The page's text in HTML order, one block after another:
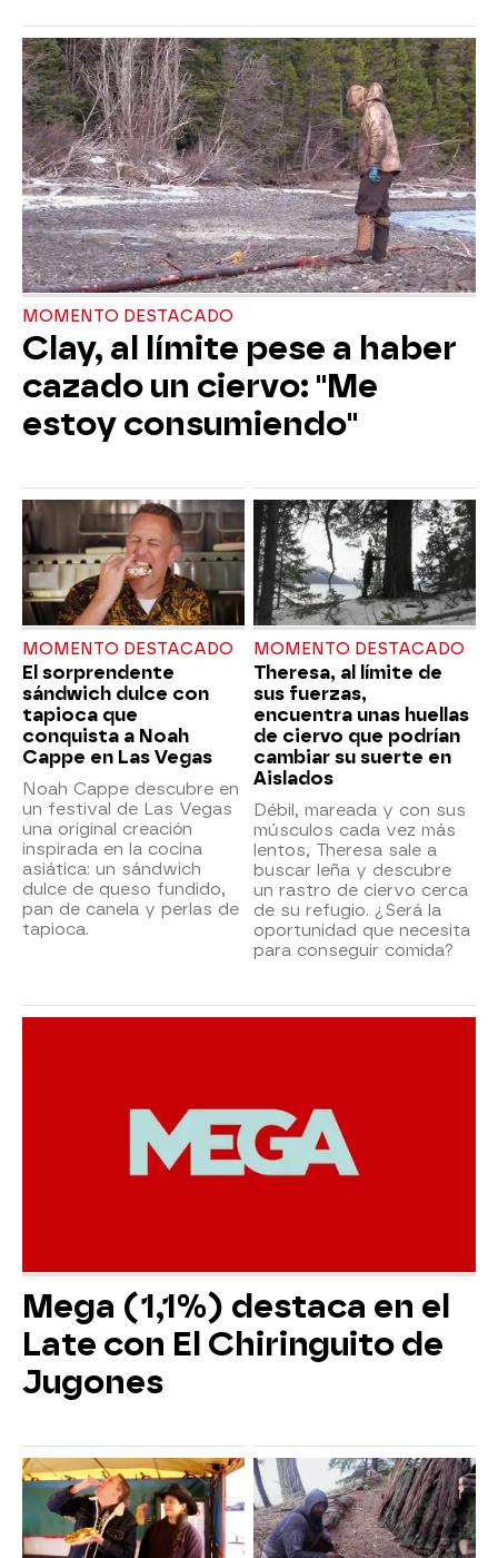
MOMENTO DESTACADO
Clay, al límite pese a haber
cazado un ciervo: "Me
estoy consumiendo"
MOMENTO DESTACADO
El sorprendente
sándwich dulce con
tapioca que
conquista a Noah
Cappe en Las Vegas
Noah Cappe descubre en
un festival de Las Vegas
una original creación
inspirada en la cocina
asiática: un sándwich
dulce de queso fundido,
pan de canela y perlas de
tapioca.
MOMENTO DESTACADO
Theresa, al límite de
sus fuerzas,
encuentra unas huellas
de ciervo que podrían
cambiar su suerte en
Aislados
Débil, mareada y con sus
músculos cada vez más
lentos, Theresa sale a
buscar leña y descubre
un rastro de ciervo cerca
de su refugio. ¿Será la
oportunidad que necesita
para conseguir comida?
Mega (1,1%) destaca en el
Late con El Chiringuito de
Jugones